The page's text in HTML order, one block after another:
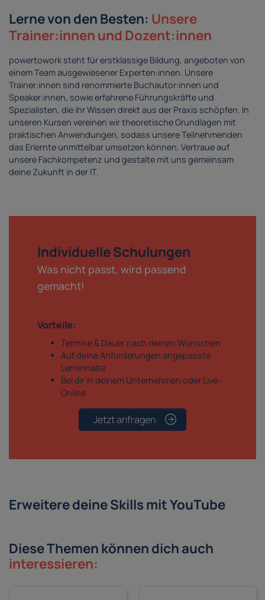
Lerne von den Besten: Unsere
Trainer:innen und Dozent:innen
powertowork steht für erstklassige Bildung, angeboten von
einem Team ausgewiesener Experten:innen. Unsere
Trainer:innen sind renommierte Buchautor:innen und
Speaker:innen, sowie erfahrene Führungskräfte und
Spezialisten, die ihr Wissen direkt aus der Praxis schöpfen. In
unseren Kursen vereinen wir theoretische Grundlagen mit
praktischen Anwendungen, sodass unsere Teilnehmenden
das Erlernte unmittelbar umsetzen können. Vertraue auf
unsere Fachkompetenz und gestalte mit uns gemeinsam
deine Zukunft in der IT.
Individuelle Schulungen
Was nicht passt, wird passend
gemacht!
Vorteile:
Termine & Dauer nach deinen Wünschen
Auf deine Anforderungen angepasste
Lerninhalte
Bei dir in deinem Unternehmen oder Live-
Online
Jetzt anfragen
Erweitere deine Skills mit YouTube
Diese Themen können dich auch
interessieren: